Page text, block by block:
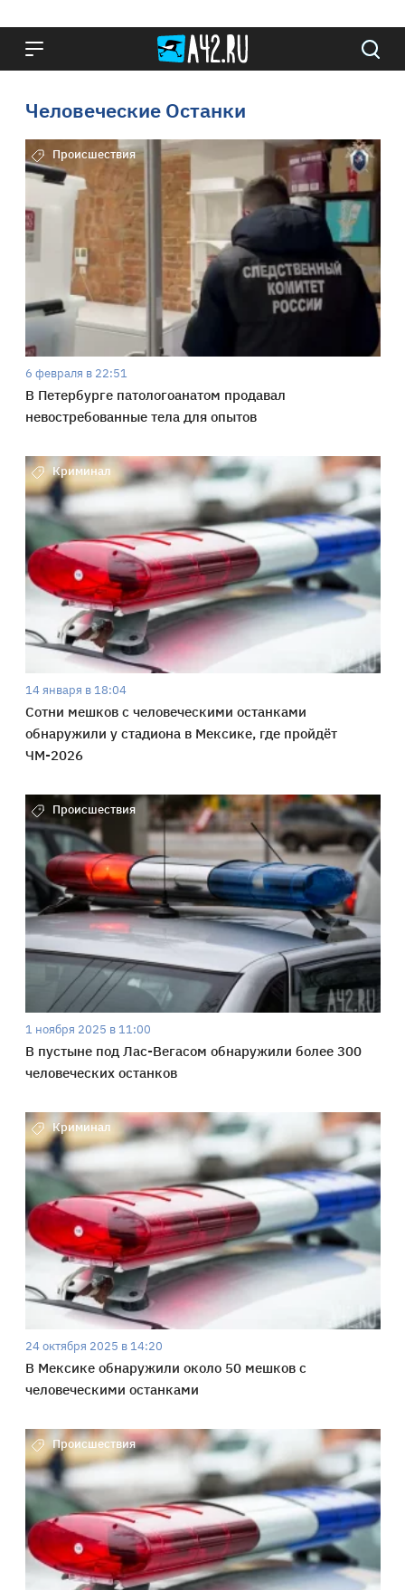
Человеческие Останки
Происшествия
6 февраля в 22:51
В Петербурге патологоанатом продавал
невостребованные тела для опытов
Криминал
14 января в 18:04
Сотни мешков с человеческими останками
обнаружили у стадиона в Мексике, где пройдёт
ЧМ-2026
Происшествия
1 ноября 2025 в 11:00
В пустыне под Лас-Вегасом обнаружили более 300
человеческих останков
Криминал
24 октября 2025 в 14:20
В Мексике обнаружили около 50 мешков с
человеческими останками
Происшествия